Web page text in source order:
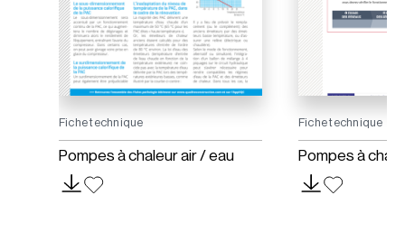
Fiche technique
Pompes à chaleur air / eau
Fiche technique
Pompes à